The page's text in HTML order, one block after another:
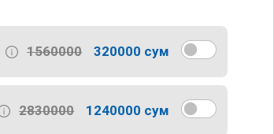
1560000 320000 сум
2830000 1240000 сум